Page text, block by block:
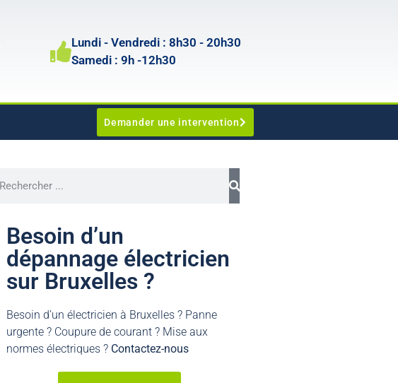
Lundi - Vendredi : 8h30 - 20h30
Samedi : 9h -12h30
Demander une intervention
Besoin d’un
dépannage électricien
sur Bruxelles ?
Besoin d’un électricien à Bruxelles ? Panne
urgente ? Coupure de courant ? Mise aux
normes électriques ? Contactez-nous